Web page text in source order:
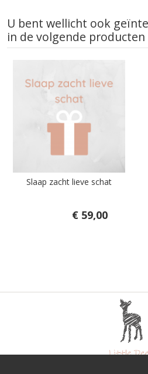
U bent wellicht ook
in de volgende producten
Slaap zacht lieve schat
€ 59,00